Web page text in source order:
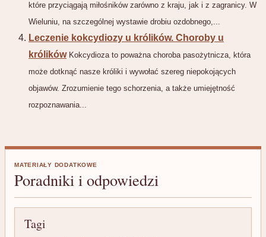
które przyciągają miłośników zarówno z kraju, jak i z zagranicy. W
Wieluniu, na szczególnej wystawie drobiu ozdobnego,...
Leczenie kokcydiozy u królików. Choroby u
królików Kokcydioza to poważna choroba pasożytnicza, która
może dotknąć nasze króliki i wywołać szereg niepokojących
objawów. Zrozumienie tego schorzenia, a także umiejętność
rozpoznawania...
MATERIAŁY DODATKOWE
Poradniki i odpowiedzi
Tagi